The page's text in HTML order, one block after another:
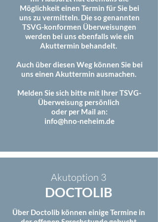
Möglichkeit einen Termin für Sie bei
uns zu vermitteln. Die so genannten
TSVG-konformen Überweisungen
werden bei uns ebenfalls wie ein
Akuttermin behandelt.
Auch über diesen Weg können Sie bei
uns einen Akuttermin ausmachen.
Melden Sie sich bitte mit Ihrer TSVG-
Überweisung persönlich
oder per Mail an:
info@hno-neheim.de
Akutoption 3
DOCTOLIB
Über Doctolib können einige Termine in